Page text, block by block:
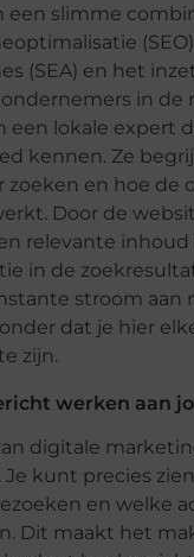
een slimme
(SEA) en het
ondernemers in de
een lokale expert
kennen. Ze
zoeken en hoe de
Door de
relevante inhoud
in de
stroom aan
dat je hier
zijn.
werken aan
digitale
Je kunt precies
en welke
Dit maakt het